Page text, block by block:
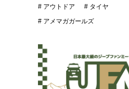
# アウトドア
# タイヤ
# アメマガガールズ